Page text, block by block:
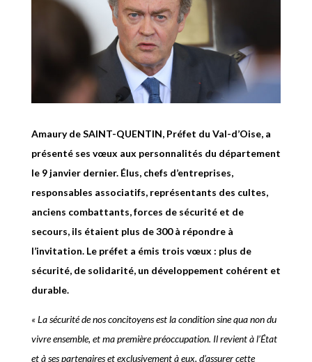
Amaury de SAINT-QUENTIN, Préfet du Val-d’Oise, a
présenté ses vœux aux personnalités du département
le 9 janvier dernier. Élus, chefs d’entreprises,
responsables associatifs, représentants des cultes,
anciens combattants, forces de sécurité et de
secours, ils étaient plus de 300 à répondre à
l’invitation. Le préfet a émis trois vœux : plus de
sécurité, de solidarité, un développement cohérent et
durable.
« La sécurité de nos concitoyens est la condition sine qua non du
vivre ensemble, et ma première préoccupation. Il revient à l’État
et à ses partenaires et exclusivement à eux, d’assurer cette